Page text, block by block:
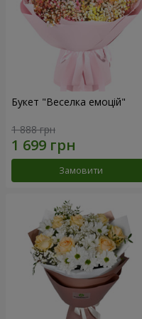
Букет "Веселка емоцій"
1 888 грн
Замовити